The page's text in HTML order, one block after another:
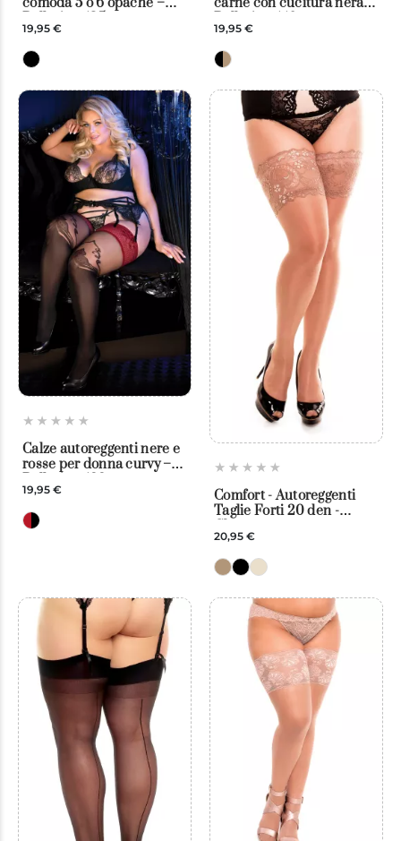
comoda 5 o 6 opache –
19,95 €
carne con cucitura nera –
19,95 €
Calze autoreggenti nere e
rosse per donna curvy –
19,95 €
Comfort - Autoreggenti
Taglie Forti 20 den -
20,95 €